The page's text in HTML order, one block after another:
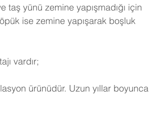
taş yünü zemine yapışmadığı için
ise zemine yapışarak boşluk
vardır;
ürünüdür. Uzun yıllar boyunca